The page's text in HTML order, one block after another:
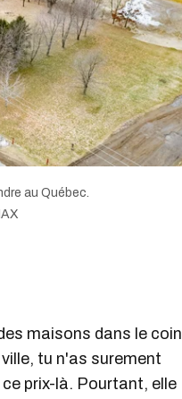
au Québec.
maisons dans le coin
tu n'as surement
prix-là. Pourtant, elle